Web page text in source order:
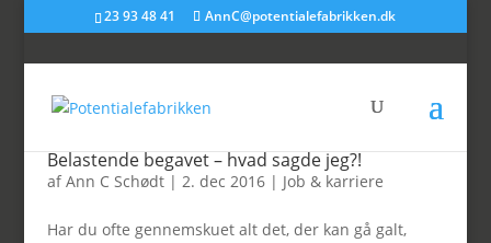
23 93 48 41 AnnC@potentialefabrikken.dk
Belastende begavet – hvad sagde jeg?!
afAnn C Schødt| 2. dec 2016| Job & karriere
Har du ofte gennemskuet alt det, der kan gå galt,